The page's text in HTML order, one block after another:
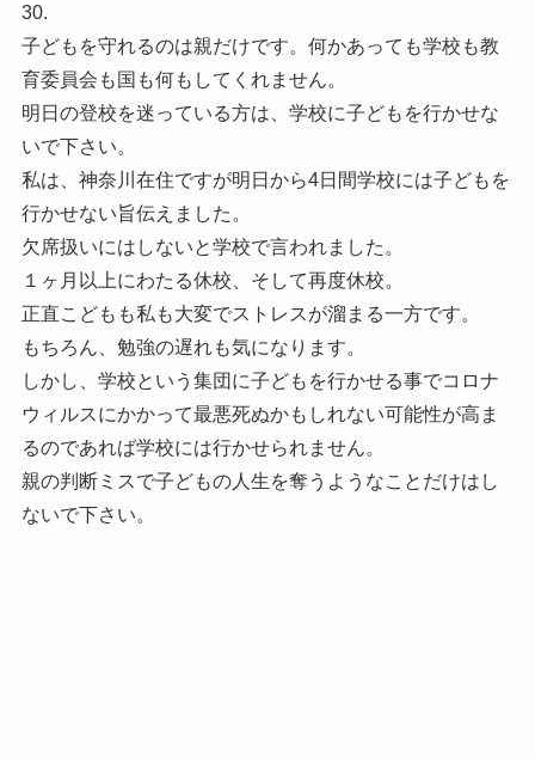
30.
子どもを守れるのは親だけです。何かあっても学校も教
育委員会も国も何もしてくれません。
明日の登校を迷っている方は、学校に子どもを行かせな
いで下さい。
私は、神奈川在住ですが明日から4日間学校には子どもを
行かせない旨伝えました。
欠席扱いにはしないと学校で言われました。
１ヶ月以上にわたる休校、そして再度休校。
正直こどもも私も大変でストレスが溜まる一方です。
もちろん、勉強の遅れも気になります。
しかし、学校という集団に子どもを行かせる事でコロナ
ウィルスにかかって最悪死ぬかもしれない可能性が高ま
るのであれば学校には行かせられません。
親の判断ミスで子どもの人生を奪うようなことだけはし
ないで下さい。